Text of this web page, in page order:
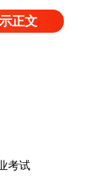
正文
考试